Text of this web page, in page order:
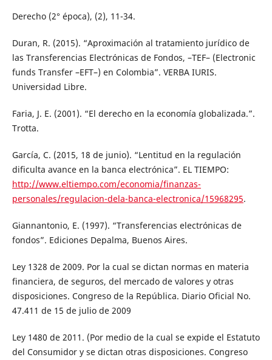
Derecho (2° época), (2), 11-34.
Duran, R. (2015). “Aproximación al tratamiento jurídico de
las Transferencias Electrónicas de Fondos, –TEF– (Electronic
funds Transfer –EFT–) en Colombia”. VERBA IURIS.
Universidad Libre.
Faria, J. E. (2001). “El derecho en la economía globalizada.”.
Trotta.
García, C. (2015, 18 de junio). “Lentitud en la regulación
dificulta avance en la banca electrónica”. EL TIEMPO:
http://www.eltiempo.com/economia/finanzas-
personales/regulacion-dela-banca-electronica/15968295.
Giannantonio, E. (1997). “Transferencias electrónicas de
fondos”. Ediciones Depalma, Buenos Aires.
Ley 1328 de 2009. Por la cual se dictan normas en materia
financiera, de seguros, del mercado de valores y otras
disposiciones. Congreso de la República. Diario Oficial No.
47.411 de 15 de julio de 2009
Ley 1480 de 2011. (Por medio de la cual se expide el Estatuto
del Consumidor y se dictan otras disposiciones. Congreso